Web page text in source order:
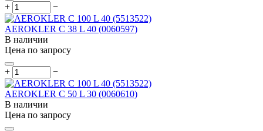
+ −
AEROKLER C 38 L 40 (0060597)
В наличии
Цена по запросу
+ −
AEROKLER C 50 L 30 (0060610)
В наличии
Цена по запросу